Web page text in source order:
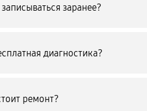
заранее?
диагностика?
ремонт?